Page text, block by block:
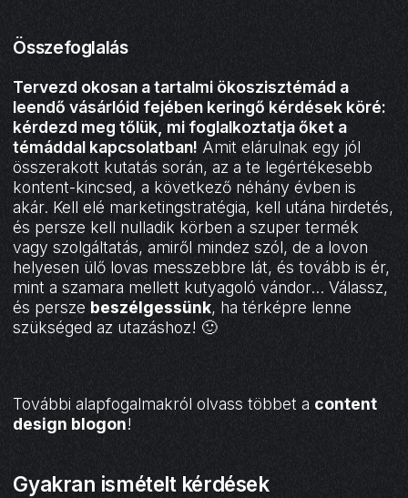
Összefoglalás
Tervezd okosan a tartalmi ökoszisztémád a
leendő vásárlóid fejében keringő kérdések köré:
kérdezd meg tőlük, mi foglalkoztatja őket a
témáddal kapcsolatban! Amit elárulnak egy jól
összerakott kutatás során, az a te legértékesebb
kontent-kincsed, a következő néhány évben is
akár. Kell elé marketingstratégia, kell utána hirdetés,
és persze kell nulladik körben a szuper termék
vagy szolgáltatás, amiről mindez szól, de a lovon
helyesen ülő lovas messzebbre lát, és tovább is ér,
mint a szamara mellett kutyagoló vándor... Válassz,
és persze beszélgessünk, ha térképre lenne
szükséged az utazáshoz! 🙂
További alapfogalmakról olvass többet a content
design blogon!
Gyakran ismételt kérdések